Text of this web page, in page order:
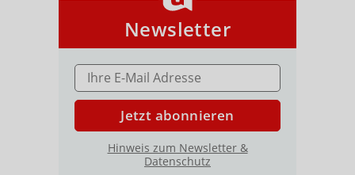
Newsletter
E-MAIL ADRESSE
Jetzt abonnieren
Hinweis zum Newsletter &
Datenschutz